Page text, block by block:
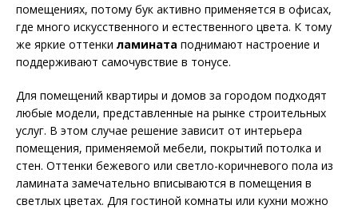
помещениях, потому бук активно применяется в офисах,
где много искусственного и естественного цвета. К тому
же яркие оттенки ламината поднимают настроение и
поддерживают самочувствие в тонусе.
Для помещений квартиры и домов за городом подходят
любые модели, представленные на рынке строительных
услуг. В этом случае решение зависит от интерьера
помещения, применяемой мебели, покрытий потолка и
стен. Оттенки бежевого или светло-коричневого пола из
ламината замечательно вписываются в помещения в
светлых цветах. Для гостиной комнаты или кухни можно